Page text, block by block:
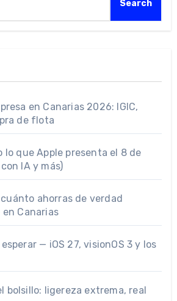
Search
en Canarias 2026: IGIC,
de flota
lo que Apple presenta el 8 de
IA y más)
cuánto ahorras de verdad
Canarias
— iOS 27, visionOS 3 y los
bolsillo: ligereza extrema, real